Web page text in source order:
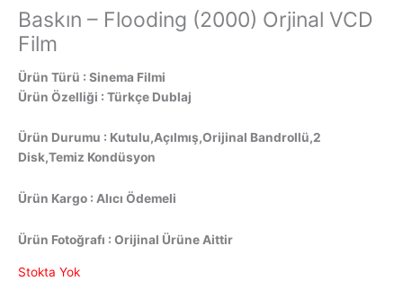
Baskın – Flooding (2000) Orjinal VCD
Film
Ürün Türü : Sinema Filmi
Ürün Özelliği : Türkçe Dublaj
Ürün Durumu : Kutulu,Açılmış,Orijinal Bandrollü,2
Disk,Temiz Kondüsyon
Ürün Kargo : Alıcı Ödemeli
Ürün Fotoğrafı : Orijinal Ürüne Aittir
Stokta Yok